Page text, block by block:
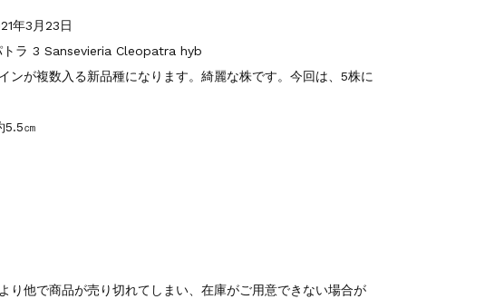
年3月23日
トラ 3 Sansevieria Cleopatra hyb
ンが複数入る新品種になります。綺麗な株です。今回は、5株に
5.5㎝
り他で商品が売り切れてしまい、在庫がご用意できない場合が